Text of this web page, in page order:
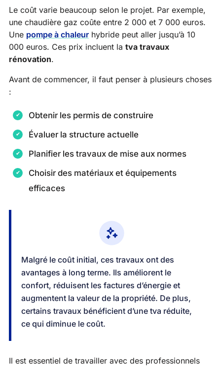
Le coût varie beaucoup selon le projet. Par exemple,
une chaudière gaz coûte entre 2 000 et 7 000 euros.
Une pompe à chaleur hybride peut aller jusqu’à 10
000 euros. Ces prix incluent la tva travaux
rénovation.
Avant de commencer, il faut penser à plusieurs choses
:
Obtenir les permis de construire
Évaluer la structure actuelle
Planifier les travaux de mise aux normes
Choisir des matériaux et équipements
efficaces
Malgré le coût initial, ces travaux ont des
avantages à long terme. Ils améliorent le
confort, réduisent les factures d’énergie et
augmentent la valeur de la propriété. De plus,
certains travaux bénéficient d’une tva réduite,
ce qui diminue le coût.
Il est essentiel de travailler avec des professionnels